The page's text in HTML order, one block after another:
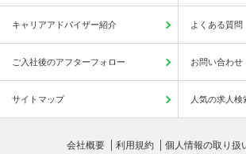
キャリアアドバイザー紹介 よくある質問
ご入社後のアフターフォロー お問い合わせ
サイトマップ 人気の求人検
会社概要 利用規約 個人情報の取り扱